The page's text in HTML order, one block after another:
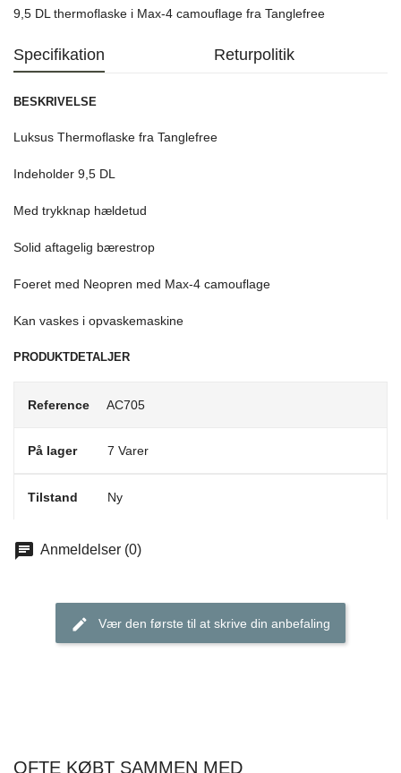
9,5 DL thermoflaske i Max-4 camouflage fra Tanglefree
Specifikation Returpolitik
BESKRIVELSE
Luksus Thermoflaske fra Tanglefree
Indeholder 9,5 DL
Med trykknap hældetud
Solid aftagelig bærestrop
Foeret med Neopren med Max-4 camouflage
Kan vaskes i opvaskemaskine
PRODUKTDETALJER
Reference AC705
På lager 7 Varer
Tilstand Ny
Anmeldelser (0)
Vær den første til at skrive din anbefaling
OFTE KØBT SAMMEN MED